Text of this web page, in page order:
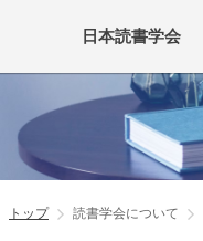
日本読書学会
トップ 読書学会について